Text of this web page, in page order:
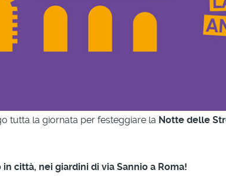
tutta la giornata per festeggiare la Notte delle
città, nei giardini di via Sannio a Roma!